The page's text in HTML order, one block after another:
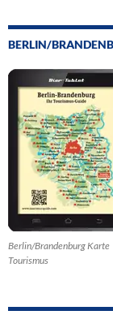
BERLIN/
Berlin/Brandenburg Karte
Tourismus